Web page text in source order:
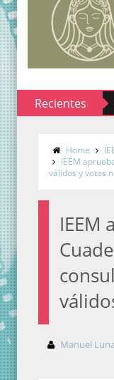
Recientes
Home
IEEM
válidos y votos
IEEM
Manuel Luna